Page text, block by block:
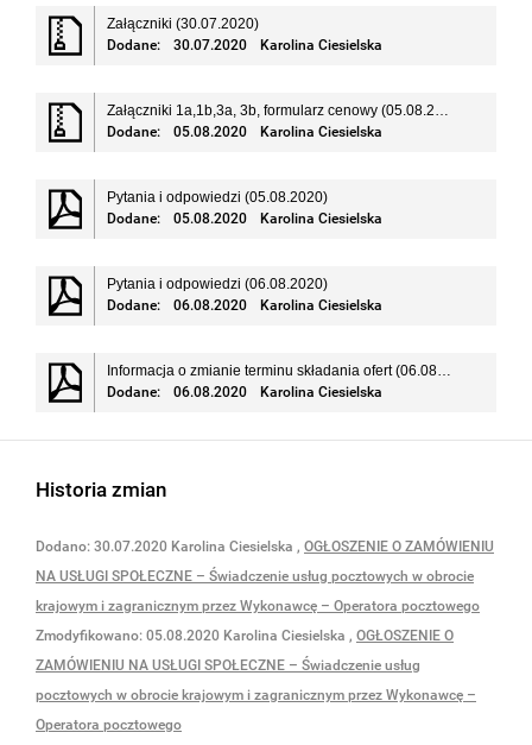
Załączniki (30.07.2020)
Dodane:
30.07.2020 Karolina Ciesielska
Załączniki 1a,1b,3a, 3b, formularz cenowy (05.08.2020)
Dodane:
05.08.2020 Karolina Ciesielska
Pytania i odpowiedzi (05.08.2020)
Dodane:
05.08.2020 Karolina Ciesielska
Pytania i odpowiedzi (06.08.2020)
Dodane:
06.08.2020 Karolina Ciesielska
Informacja o zmianie terminu składania ofert (06.08.2020)
Dodane:
06.08.2020 Karolina Ciesielska
Historia zmian
Dodano: 30.07.2020 Karolina Ciesielska , OGŁOSZENIE O ZAMÓWIENIU
NA USŁUGI SPOŁECZNE – Świadczenie usług pocztowych w obrocie
krajowym i zagranicznym przez Wykonawcę – Operatora pocztowego
Zmodyfikowano: 05.08.2020 Karolina Ciesielska , OGŁOSZENIE O
ZAMÓWIENIU NA USŁUGI SPOŁECZNE – Świadczenie usług
pocztowych w obrocie krajowym i zagranicznym przez Wykonawcę –
Operatora pocztowego